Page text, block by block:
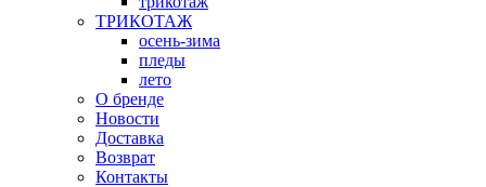
ТРИКОТАЖ
осень-зима
пледы
лето
О бренде
Новости
Доставка
Возврат
Контакты